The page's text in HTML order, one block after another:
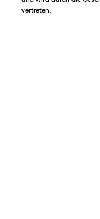
vertreten.